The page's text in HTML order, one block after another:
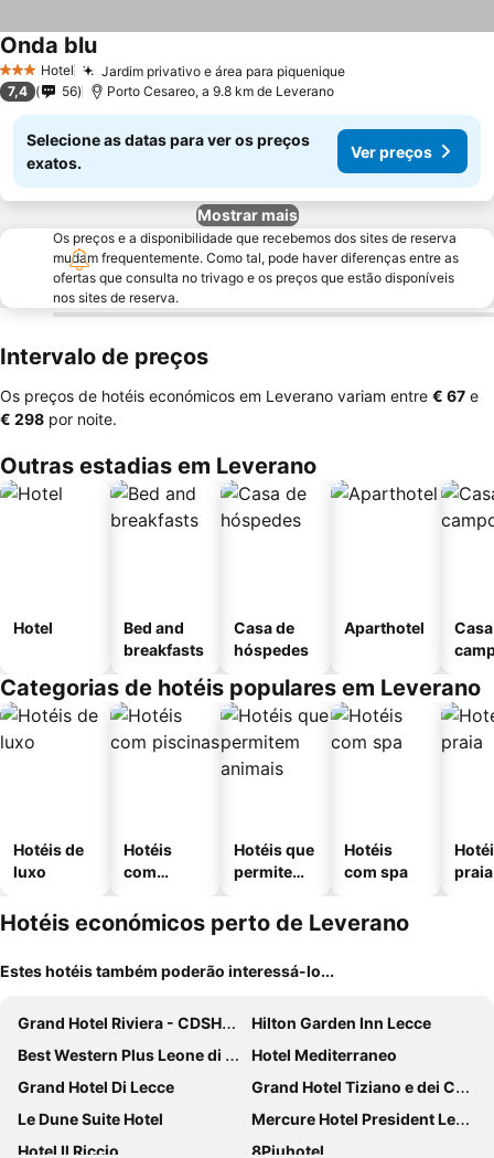
3 EstrelasHotel Jardim privativo e área para piqueniqueVer preços
Onda bluVer preços
7,4 56 Porto Cesareo, a 9.8 km de Leverano
Selecione as datas para ver os preços
exatos.
Ver preços
Mostrar mais
Os preços e a disponibilidade que recebemos dos sites de reserva
mudam frequentemente. Como tal, pode haver diferenças entre as
ofertas que consulta no trivago e os preços que estão disponíveis
nos sites de reserva.
Intervalo de preços
Os preços de hotéis económicos em Leverano variam entre ‎€ 67 e
‎€ 298 por noite.
Outras estadias em Leverano
Hotel
Bed and
breakfasts
Casa de
hóspedes
Aparthotel
Categorias de hotéis populares em Leverano
Hotéis de
luxo
Hotéis
com
Hotéis que
permitem
Hotéis
com spa
praia
Hotéis económicos perto de Leverano
Estes hotéis também poderão interessá-lo...
Grand Hotel Riviera - CDSHotels
Hilton Garden Inn Lecce
Best Western Plus Leone di Messapia Hotel & Conference
Hotel Mediterraneo
Grand Hotel Di Lecce
Grand Hotel Tiziano e dei Congressi
Le Dune Suite Hotel
Mercure Hotel President Lecce
Hotel Il Riccio
8Piuhotel